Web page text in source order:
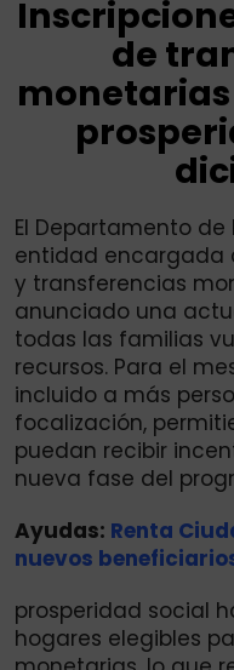
de
El Departamento de
entidad encargada
y transferencias
anunciado una
todas las familias
recursos. Para el
incluido a más
focalización,
puedan recibir
nueva fase del
Ayudas: Renta
nuevos
prosperidad social
hogares elegibles